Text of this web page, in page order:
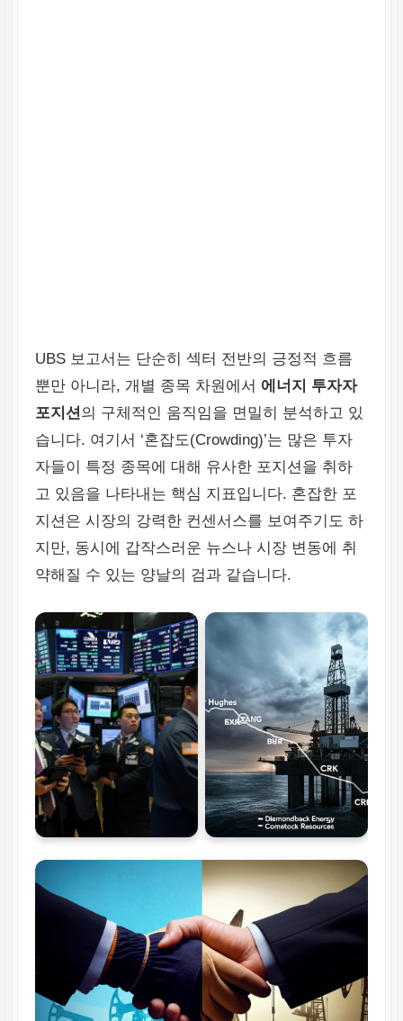
UBS 보고서는 단순히 섹터 전반의 긍정적 흐름
뿐만 아니라, 개별 종목 차원에서 에너지 투자자
포지션의 구체적인 움직임을 면밀히 분석하고 있
습니다. 여기서 ‘혼잡도(Crowding)’는 많은 투자
자들이 특정 종목에 대해 유사한 포지션을 취하
고 있음을 나타내는 핵심 지표입니다. 혼잡한 포
지션은 시장의 강력한 컨센서스를 보여주기도 하
지만, 동시에 갑작스러운 뉴스나 시장 변동에 취
약해질 수 있는 양날의 검과 같습니다.